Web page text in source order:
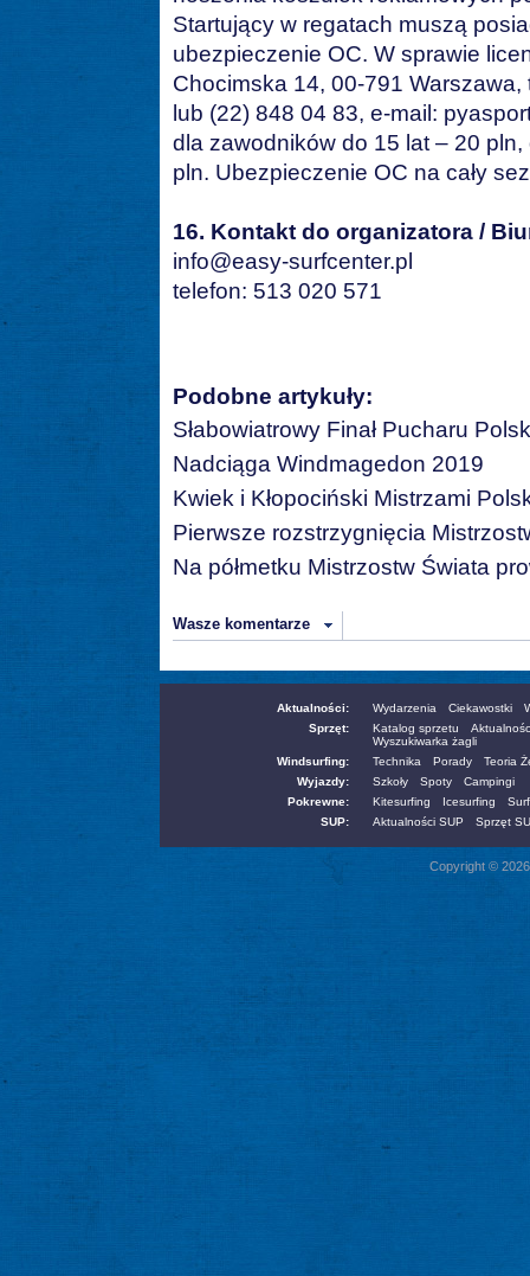
Startujący w regatach muszą
ubezpieczenie OC. W sprawie
Chocimska 14, 00-791
lub (22) 848 04 83, e-mail:
dla zawodników do 15 lat – 20
pln. Ubezpieczenie OC na cały
16. Kontakt do organizatora /
info@easy-surfcenter.pl
telefon: 513 020 571
Podobne artykuły:
Słabowiatrowy Finał Pucharu
Nadciąga Windmagedon 2019
Kwiek i Kłopociński Mistrzami
Pierwsze rozstrzygnięcia
Na półmetku Mistrzostw Świata
Wasze komentarze
Aktualności: Wydarzenia Ciekawostki
Sprzęt:
Katalog sprzetu
Wyszukiwarka żagli
Windsurfing:
Technika Porady
Teoria
Wyjazdy:
Szkoły Spoty
Campingi
Pokrewne:
Kitesurfing Icesurfing
SUP:
Aktualności SUP Sprzęt
Copyright ©